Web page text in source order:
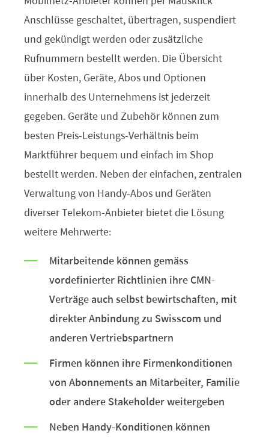
Anschlüsse geschaltet, übertragen, suspendiert
und gekündigt werden oder zusätzliche
Rufnummern bestellt werden. Die Übersicht
über Kosten, Geräte, Abos und Optionen
innerhalb des Unternehmens ist jederzeit
gegeben. Geräte und Zubehör können zum
besten Preis-Leistungs-Verhältnis beim
Marktführer bequem und einfach im Shop
bestellt werden. Neben der einfachen, zentralen
Verwaltung von Handy-Abos und Geräten
diverser Telekom-Anbieter bietet die Lösung
weitere Mehrwerte:
Mitarbeitende können gemäss
vordefinierter Richtlinien ihre CMN-
Verträge auch selbst bewirtschaften, mit
direkter Anbindung zu Swisscom und
anderen Vertriebspartnern
Firmen können ihre Firmenkonditionen
von Abonnements an Mitarbeiter, Familie
oder andere Stakeholder weitergeben
Neben Handy-Konditionen können